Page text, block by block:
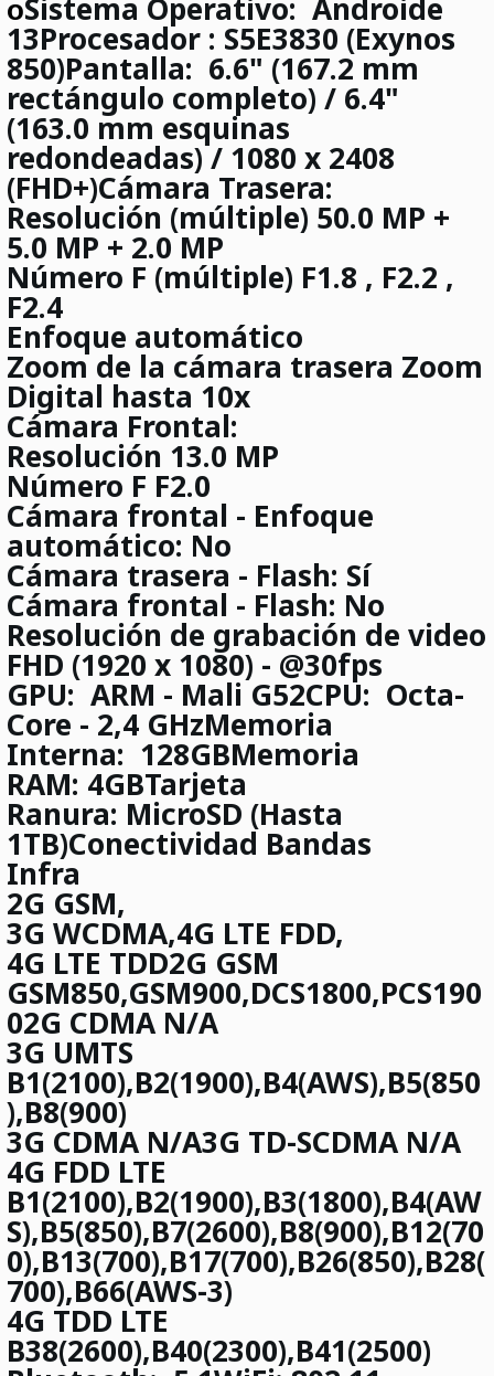
oSistema Operativo: Androide
13Procesador : S5E3830 (Exynos
850)Pantalla: 6.6" (167.2 mm
rectángulo completo) / 6.4"
(163.0 mm esquinas
redondeadas) / 1080 x 2408
(FHD+)Cámara Trasera:
Resolución (múltiple) 50.0 MP +
5.0 MP + 2.0 MP
Número F (múltiple) F1.8 , F2.2 ,
F2.4
Enfoque automático
Zoom de la cámara trasera Zoom
Digital hasta 10x
Cámara Frontal:
Resolución 13.0 MP
Número F F2.0
Cámara frontal - Enfoque
automático: No
Cámara trasera - Flash: Sí
Cámara frontal - Flash: No
Resolución de grabación de video
FHD (1920 x 1080) - @30fps
GPU: ARM - Mali G52CPU: Octa-
Core - 2,4 GHzMemoria
Interna: 128GBMemoria
RAM: 4GBTarjeta
Ranura: MicroSD (Hasta
1TB)Conectividad Bandas
Infra
2G GSM,
3G WCDMA,4G LTE FDD,
4G LTE TDD2G GSM
GSM850,GSM900,DCS1800,PCS190
02G CDMA N/A
3G UMTS
B1(2100),B2(1900),B4(AWS),B5(850
),B8(900)
3G CDMA N/A3G TD-SCDMA N/A
4G FDD LTE
B1(2100),B2(1900),B3(1800),B4(AW
S),B5(850),B7(2600),B8(900),B12(70
0),B13(700),B17(700),B26(850),B28(
700),B66(AWS-3)
4G TDD LTE
B38(2600),B40(2300),B41(2500)